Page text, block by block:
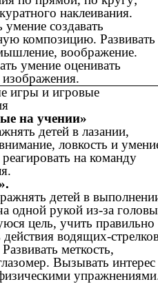
наклеивания.
умение создавать
композицию. Развивать
воображение.
умение оценивать
игры и игровые
на учении»
детей в лазании,
ловкость и
на команду
детей в
одной рукой из-за головы
цель, учить правильно
водящих-
меткость,
Вызывать интерес